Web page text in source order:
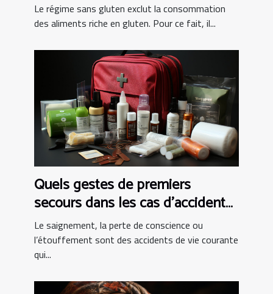
Le régime sans gluten exclut la consommation
des aliments riche en gluten. Pour ce fait, il...
Quels gestes de premiers
secours dans les cas d’accident
de vie courante ?
Le saignement, la perte de conscience ou
l’étouffement sont des accidents de vie courante
qui...